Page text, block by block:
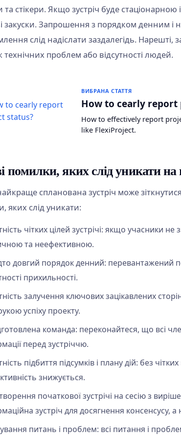
стікери. Якщо зустріч буде
закуски. Запрошення з порядком денним і
слід надіслати заздалегідь.
технічних проблем або відсутності людей.
ВИБРАНА СТАТТЯ
How to cearly report
How to effectively report
like FlexiProject.
помилки, яких слід уникати на
спланована зустріч може
яких слід уникати:
чітких цілей зустрічі: якщо учасники
та неефективною.
довгий порядок денний: перевантажений
прихильності.
залучення ключових зацікавлених
успіху проекту.
команда: переконайтеся, що всі
перед зустріччю.
підбиття підсумків і плану дій: без
знижується.
початкової зустрічі на сесію з
зустріч для досягнення консенсусу,
питань і проблем: всі питання і